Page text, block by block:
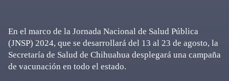
En el marco de la Jornada Nacional de Salud Pública
(JNSP) 2024, que se desarrollará del 13 al 23 de agosto, la
Secretaría de Salud de Chihuahua desplegará una campaña
de vacunación en todo el estado.